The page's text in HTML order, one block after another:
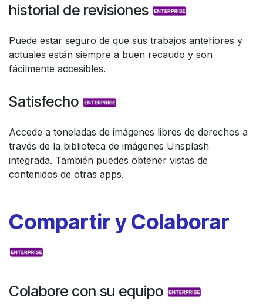
historial de revisiones
Puede estar seguro de que sus trabajos anteriores y
actuales están siempre a buen recaudo y son
fácilmente accesibles.
Satisfecho
Accede a toneladas de imágenes libres de derechos a
través de la biblioteca de imágenes Unsplash
integrada. También puedes obtener vistas de
contenidos de otras apps.
Compartir y Colaborar
Colabore con su equipo